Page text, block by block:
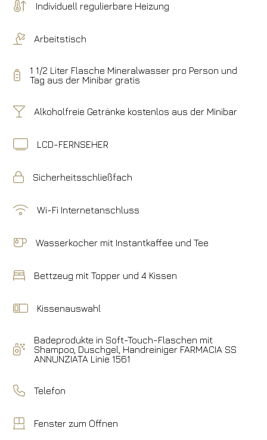
Individuell regulierbare Heizung
Arbeitstisch
1 1/2 Liter Flasche Mineralwasser pro Person und
Tag aus der Minibar gratis
Alkoholfreie Getränke kostenlos aus der Minibar
LCD-FERNSEHER
Sicherheitsschließfach
Wi-Fi Internetanschluss
Wasserkocher mit Instantkaffee und Tee
Bettzeug mit Topper und 4 Kissen
Kissenauswahl
Badeprodukte in Soft-Touch-Flaschen mit
Shampoo, Duschgel, Handreiniger FARMACIA SS
ANNUNZIATA Linie 1561
Telefon
Fenster zum Öffnen